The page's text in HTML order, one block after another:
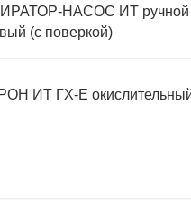
НАСОС ИТ ручной
(с поверкой)
ИТ ГХ-Е